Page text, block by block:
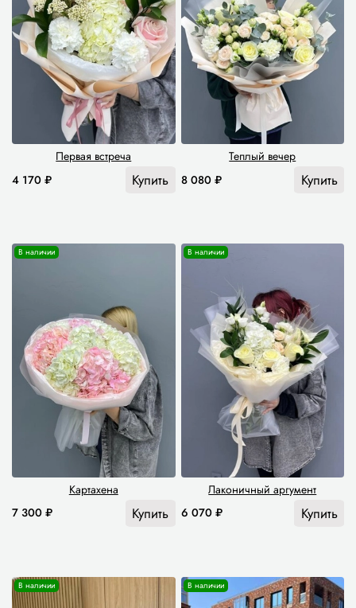
Первая встреча
4 170 ₽
Купить
Теплый вечер
8 080 ₽
Купить
В наличии
Картахена
7 300 ₽
Купить
В наличии
Лаконичный аргумент
6 070 ₽
Купить
В наличии В наличии